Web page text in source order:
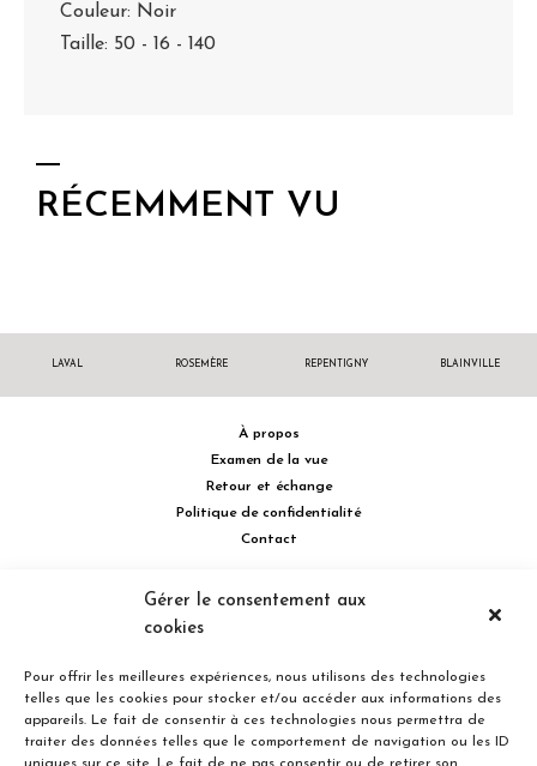
Gérer le consentement aux
cookies
Pour offrir les meilleures expériences, nous utilisons des technologies
telles que les cookies pour stocker et/ou accéder aux informations des
appareils. Le fait de consentir à ces technologies nous permettra de
traiter des données telles que le comportement de navigation ou les ID
Couleur: Noir
Taille: 50 - 16 - 140
RÉCEMMENT VU
LAVAL ROSEMÈRE REPENTIGNY BLAINVILLE
À propos
Examen de la vue
Retour et échange
Politique de confidentialité
Contact
514 732.0222
Concorde Est, Laval, Québec H7G 2E4 Canada